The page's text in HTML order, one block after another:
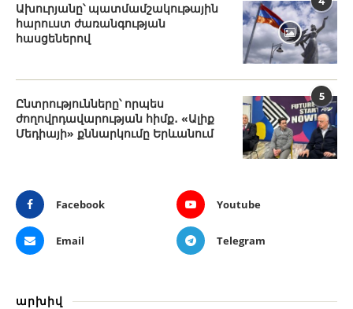
Ախուրյանը՝ պատմամշակութային
հարուստ ժառանգության
հասցեներով
5
Ընտրությունները՝ որպես
ժողովրդավարության հիմք․ «Ալիք
Մեդիայի» քննարկումը Երևանում
Facebook Youtube
Email Telegram
արխիվ